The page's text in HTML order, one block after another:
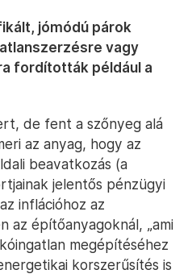
jómódú párok
vagy
fordították például a
de fent a szőnyeg alá
az anyag, hogy az
beavatkozás (a
jelentős pénzügyi
inflációhoz az
az építőanyagoknál, „ami
megépítéséhez
korszerűsítés is